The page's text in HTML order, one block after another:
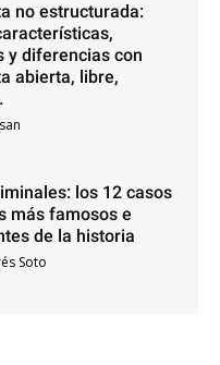
no estructurada:
y diferencias con
abierta, libre,
los 12 casos
más famosos e
de la historia
Soto